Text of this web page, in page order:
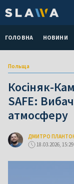
ГОЛОВНА НОВИНИ
Польща
Косіняк-
SAFE:
атмосферу
ДМИТРО
18.03.2026, 15:29